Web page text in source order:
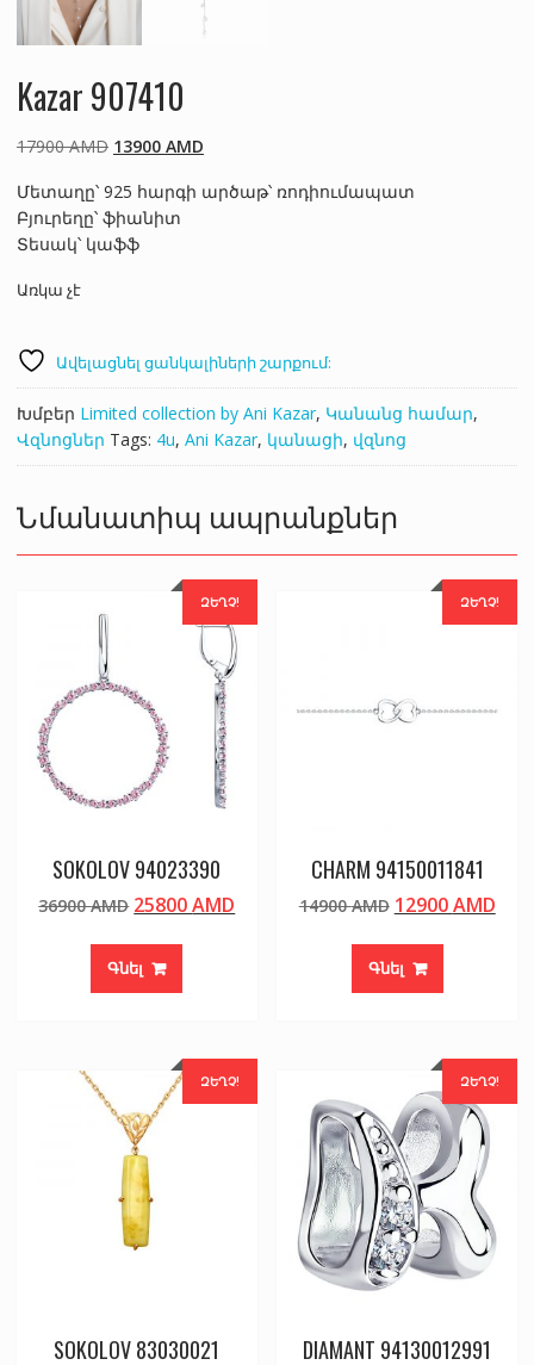
Kazar 907410
17900AMD Original
was:
17900 AMD.
13900 AMDCurrent
is:
Մետաղը՝ 925 հարգի արծաթ՝ ռոդիումապատ
Բյուրեղը՝ ֆիանիտ
Տեսակ՝ կաֆֆ
Առկա չէ
Ավելացնել ցանկալիների շարքում:
Խմբեր Limited collection by Ani Kazar, Կանանց համար,
Վզնոցներ Tags: 4u, Ani Kazar, կանացի, վզնոց
Նմանատիպ ապրանքներ
ԶԵՂՉ!
SOKOLOV 94023390
36900AMD Original
was:
36900 AMD.
25800AMD Current
Գնել
ԶԵՂՉ!
CHARM 94150011841
14900AMD Original
was:
14900 AMD.
12900AMD
Գնել
ԶԵՂՉ!
SOKOLOV 83030021
ԶԵՂՉ!
DIAMANT 94130012991